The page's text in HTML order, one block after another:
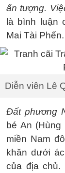
ấn tượng.
là bình luận
Mai Tài Phến.
Diễn viên Lê
Đất phương
bé An
miền Nam
khăn dưới
của địa chủ.